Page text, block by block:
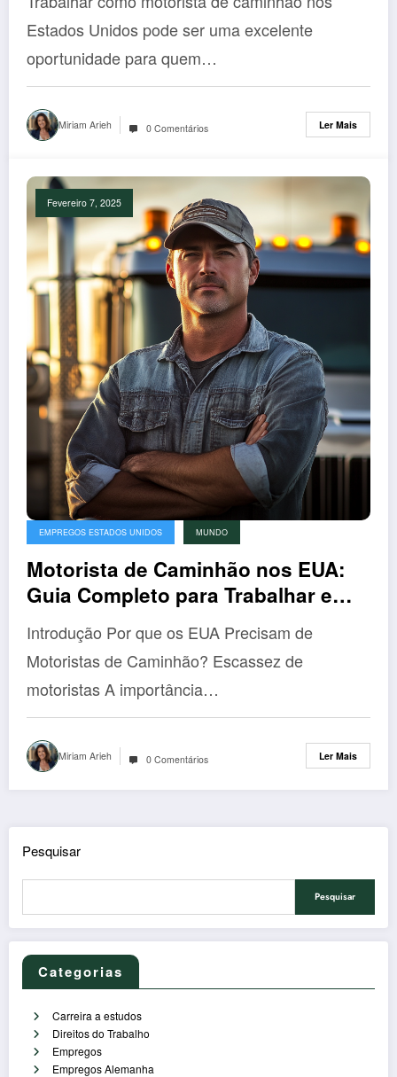
Estados Unidos pode ser uma excelente
oportunidade para quem…
Miriam Arieh 0 Comentários Ler Mais
Fevereiro 7, 2025
EMPREGOS ESTADOS UNIDOS MUNDO
Motorista de Caminhão nos EUA:
Guia Completo para Trabalhar e
Ganhar Bem na América
Introdução Por que os EUA Precisam de
Motoristas de Caminhão? Escassez de
motoristas A importância…
Miriam Arieh 0 Comentários Ler Mais
Pesquisar
Pesquisar
Categorias
Carreira a estudos
Direitos do Trabalho
Empregos
Empregos Alemanha